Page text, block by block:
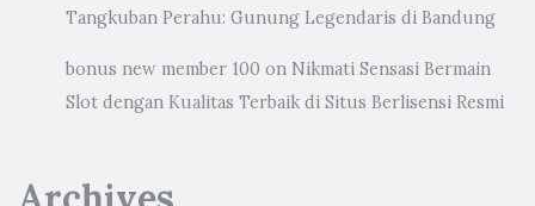
Tangkuban Perahu: Gunung Legendaris di Bandung
bonus new member 100 on Nikmati Sensasi Bermain
Slot dengan Kualitas Terbaik di Situs Berlisensi Resmi